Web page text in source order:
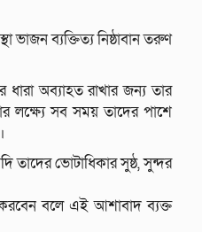
ব্যক্তিত্য নিষ্ঠাবান তরুণ
অব্যাহত রাখার জন্য তার
লক্ষ্যে সব সময় তাদের পাশে
ভোটাধিকার সুষ্ঠ, সুন্দর
বলে এই আশাবাদ ব্যক্ত